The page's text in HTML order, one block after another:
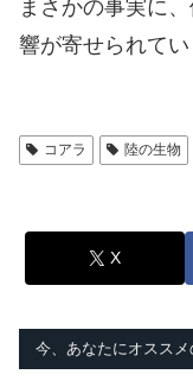
まさかの事実に
響が寄せられてい
コアラ 陸の生物
X
今、あなたにオススメ